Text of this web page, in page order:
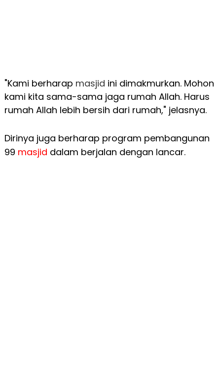
"Kami berharap masjid ini dimakmurkan. Mohon
kami kita sama-sama jaga rumah Allah. Harus
rumah Allah lebih bersih dari rumah," jelasnya.
Dirinya juga berharap program pembangunan
99 masjid dalam berjalan dengan lancar.